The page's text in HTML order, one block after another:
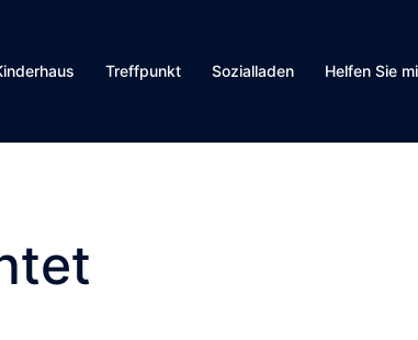
Treffpunkt Sozialladen Helfen Sie